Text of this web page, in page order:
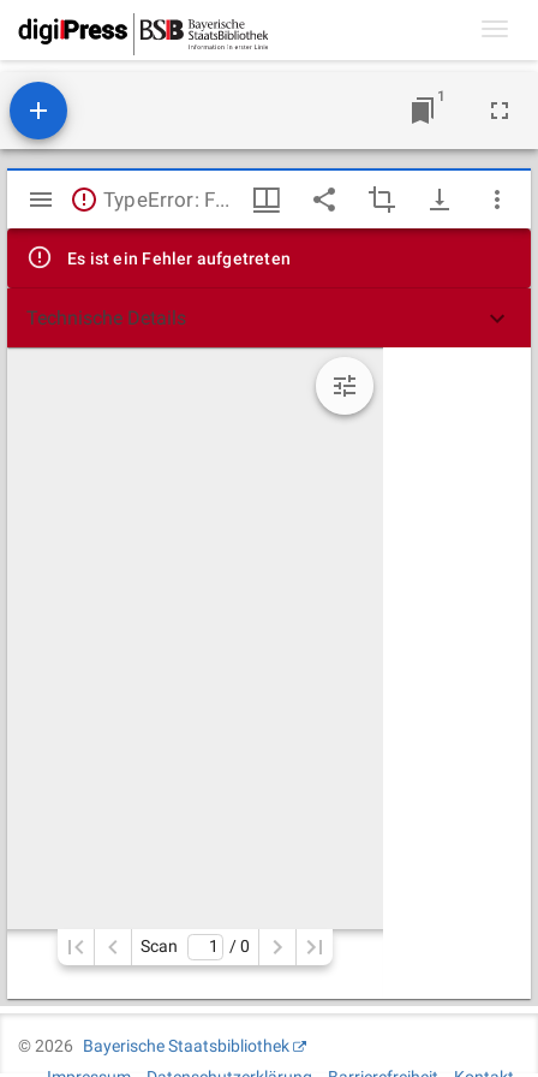
1
Mirador
Viewer
TypeError: Failed to fetch
Es ist ein Fehler aufgetreten
Technische Details
Scan / 0
©2026
Bayerische Staatsbibliothek